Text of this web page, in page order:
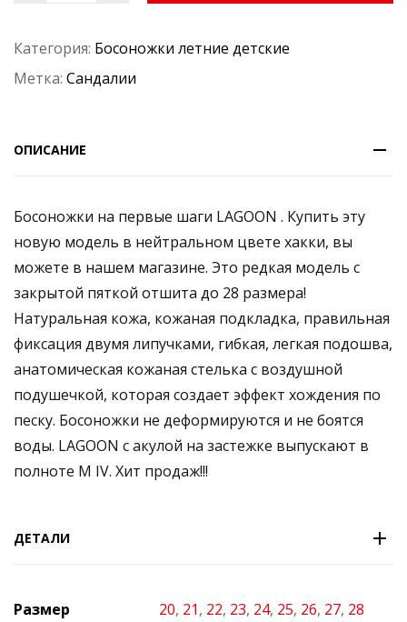
Категория: Босоножки летние детские
Метка: Сандалии
ОПИСАНИЕ
Босоножки на первые шаги LAGOON . Купить эту
новую модель в нейтральном цвете хакки, вы
можете в нашем магазине. Это редкая модель с
закрытой пяткой отшита до 28 размера!
Натуральная кожа, кожаная подкладка, правильная
фиксация двумя липучками, гибкая, легкая подошва,
анатомическая кожаная стелька с воздушной
подушечкой, которая создает эффект хождения по
песку. Босоножки не деформируются и не боятся
воды. LAGOON с акулой на застежке выпускают в
полноте M IV. Хит продаж!!!
ДЕТАЛИ
Размер 20, 21, 22, 23, 24, 25, 26, 27, 28